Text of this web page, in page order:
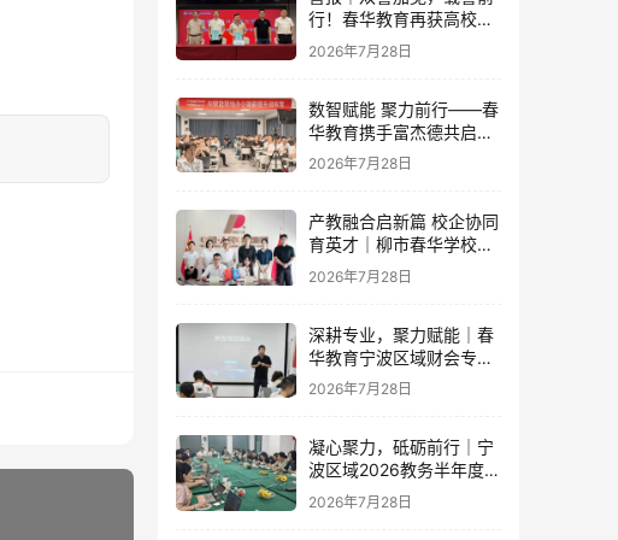
行！春华教育再获高校官
方重磅认可
2026年7月28日
数智赋能 聚力前行——春
华教育携手富杰德共启AI
办公内训新篇章
2026年7月28日
产教融合启新篇 校企协同
育英才｜柳市春华学校与
人民电器集团成功签订战
略合作协议
2026年7月28日
深耕专业，聚力赋能｜春
华教育宁波区域财会专项
落地培训即将开启！
2026年7月28日
凝心聚力，砥砺前行｜宁
波区域2026教务半年度工
作会议圆满落幕，学管团
队蓄力新征程
2026年7月28日